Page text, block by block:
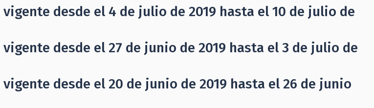
vigente desde el 4 de julio de 2019 hasta el 10 de julio de
desde el 27 de junio de 2019 hasta el 3 de julio de
desde el 20 de junio de 2019 hasta el 26 de junio